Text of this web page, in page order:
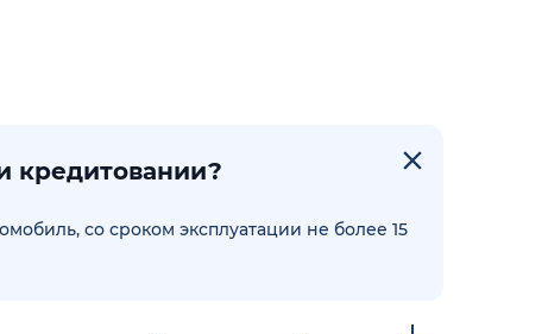
кредитовании?
со сроком эксплуатации не более 15